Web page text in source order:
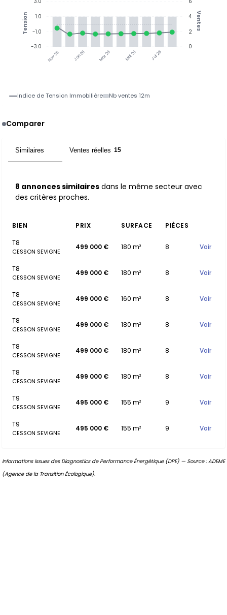
Nov 25 Jan 26 Mar 26 Mai 26 Jul 26
4
2
0
Ventes
1.0
-1.0
-3.0
Tension
Indice de Tension Immobilière Nb ventes 12m
Comparer
Similaires Ventes réelles 15
8 annonces similaires dans le même secteur avec
des critères proches.
BIEN PRIX SURFACE
PIÈCES
T8
CESSON SEVIGNE
499 000 € 180 m² 8 Voir
T8
CESSON SEVIGNE
499 000 € 180 m² 8 Voir
T8
CESSON SEVIGNE
499 000 € 160 m² 8 Voir
T8
CESSON SEVIGNE
499 000 € 180 m² 8 Voir
T8
CESSON SEVIGNE
499 000 € 180 m² 8 Voir
T8
CESSON SEVIGNE
499 000 € 180 m² 8 Voir
T9
CESSON SEVIGNE
495 000 € 155 m² 9 Voir
T9
CESSON SEVIGNE
495 000 € 155 m² 9 Voir
Informations issues des Diagnostics de Performance Énergétique (DPE) — Source : ADEME
(Agence de la Transition Écologique).